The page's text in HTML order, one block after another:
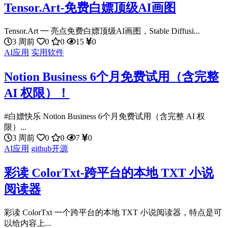
Tensor.Art-免费白嫖顶级AI画图
Tensor.Art ━ 亮点免费白嫖顶级AI画图，Stable Diffusi...
3 周前
0 0 15
0
AI应用 实用软件
Notion Business 6个月免费试用（含完整
AI 权限）！
#白嫖快乐 Notion Business 6个月免费试用（含完整 AI 权
限）...
3 周前
0 0 7
0
AI应用 github开源
彩读 ColorTxt-跨平台的本地 TXT 小说
阅读器
彩读 ColorTxt 一个跨平台的本地 TXT 小说阅读器，特点是可
以给内容上...